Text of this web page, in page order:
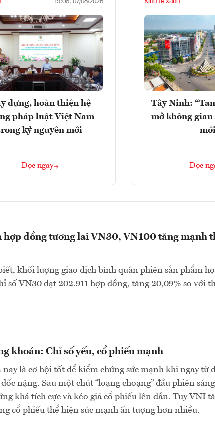
19:08, 07/08/2026
dựng, hoàn thiện hệ
pháp luật Việt Nam
kỷ nguyên mới
Đọc ngay
Tây Ninh:
mở không
Đọc
hợp đồng tương lai VN30, VN100 tăng mạnh
khối lượng giao dịch bình quân phiên sản phẩm
số VN30 đạt 202.911 hợp đồng, tăng 20,09% so với
khoán: Chỉ số yếu, cổ phiếu mạnh
nay là cơ hội tốt để kiểm chứng sức mạnh khi ngay từ
nặng. Sau một chút “loạng choạng” đầu phiên
khá tích cực và kéo giá cổ phiếu lên dần. Tuy VNI
cổ phiếu thể hiện sức mạnh ấn tượng hơn nhiều.